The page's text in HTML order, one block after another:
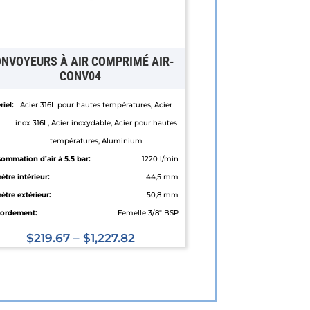
À AIR COMPRIMÉ AIR-
CONV04
Acier 316L pour hautes températures, Acier
inox 316L, Acier inoxydable, Acier pour hautes
températures, Aluminium
d’air à 5.5 bar:
1220 l/min
intérieur:
44,5 mm
extérieur:
50,8 mm
Femelle 3/8" BSP
$219.67– $1,227.82